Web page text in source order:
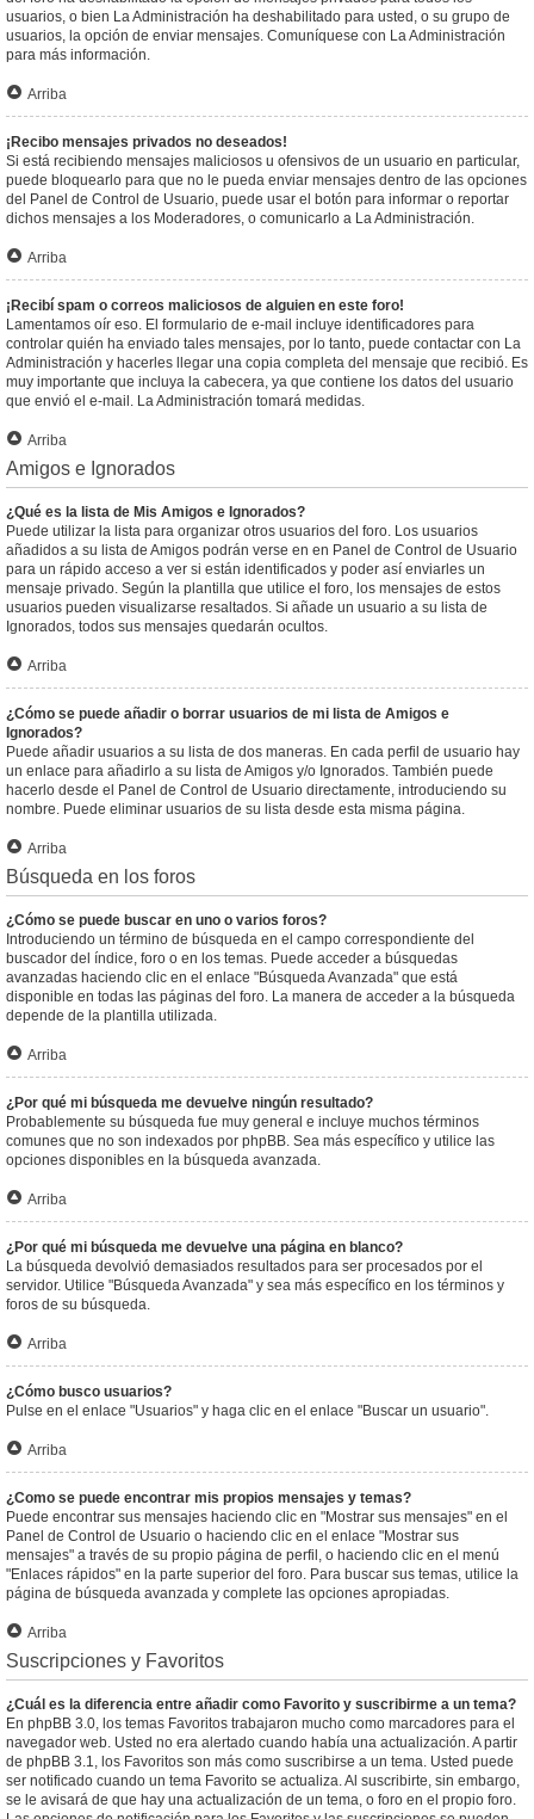
usuarios, o bien La Administración ha deshabilitado para usted, o su grupo de
usuarios, la opción de enviar mensajes. Comuníquese con La Administración
para más información.
Arriba
¡Recibo mensajes privados no deseados!
Si está recibiendo mensajes maliciosos u ofensivos de un usuario en particular,
puede bloquearlo para que no le pueda enviar mensajes dentro de las opciones
del Panel de Control de Usuario, puede usar el botón para informar o reportar
dichos mensajes a los Moderadores, o comunicarlo a La Administración.
Arriba
¡Recibí spam o correos maliciosos de alguien en este foro!
Lamentamos oír eso. El formulario de e-mail incluye identificadores para
controlar quién ha enviado tales mensajes, por lo tanto, puede contactar con La
Administración y hacerles llegar una copia completa del mensaje que recibió. Es
muy importante que incluya la cabecera, ya que contiene los datos del usuario
que envió el e-mail. La Administración tomará medidas.
Arriba
Amigos e Ignorados
¿Qué es la lista de Mis Amigos e Ignorados?
Puede utilizar la lista para organizar otros usuarios del foro. Los usuarios
añadidos a su lista de Amigos podrán verse en en Panel de Control de Usuario
para un rápido acceso a ver si están identificados y poder así enviarles un
mensaje privado. Según la plantilla que utilice el foro, los mensajes de estos
usuarios pueden visualizarse resaltados. Si añade un usuario a su lista de
Ignorados, todos sus mensajes quedarán ocultos.
Arriba
¿Cómo se puede añadir o borrar usuarios de mi lista de Amigos e
Ignorados?
Puede añadir usuarios a su lista de dos maneras. En cada perfil de usuario hay
un enlace para añadirlo a su lista de Amigos y/o Ignorados. También puede
hacerlo desde el Panel de Control de Usuario directamente, introduciendo su
nombre. Puede eliminar usuarios de su lista desde esta misma página.
Arriba
Búsqueda en los foros
¿Cómo se puede buscar en uno o varios foros?
Introduciendo un término de búsqueda en el campo correspondiente del
buscador del índice, foro o en los temas. Puede acceder a búsquedas
avanzadas haciendo clic en el enlace "Búsqueda Avanzada" que está
disponible en todas las páginas del foro. La manera de acceder a la búsqueda
depende de la plantilla utilizada.
Arriba
¿Por qué mi búsqueda me devuelve ningún resultado?
Probablemente su búsqueda fue muy general e incluye muchos términos
comunes que no son indexados por phpBB. Sea más específico y utilice las
opciones disponibles en la búsqueda avanzada.
Arriba
¿Por qué mi búsqueda me devuelve una página en blanco?
La búsqueda devolvió demasiados resultados para ser procesados por el
servidor. Utilice "Búsqueda Avanzada" y sea más específico en los términos y
foros de su búsqueda.
Arriba
¿Cómo busco usuarios?
Pulse en el enlace "Usuarios" y haga clic en el enlace "Buscar un usuario".
Arriba
¿Como se puede encontrar mis propios mensajes y temas?
Puede encontrar sus mensajes haciendo clic en "Mostrar sus mensajes" en el
Panel de Control de Usuario o haciendo clic en el enlace "Mostrar sus
mensajes" a través de su propio página de perfil, o haciendo clic en el menú
"Enlaces rápidos" en la parte superior del foro. Para buscar sus temas, utilice la
página de búsqueda avanzada y complete las opciones apropiadas.
Arriba
Suscripciones y Favoritos
¿Cuál es la diferencia entre añadir como Favorito y suscribirme a un tema?
En phpBB 3.0, los temas Favoritos trabajaron mucho como marcadores para el
navegador web. Usted no era alertado cuando había una actualización. A partir
de phpBB 3.1, los Favoritos son más como suscribirse a un tema. Usted puede
ser notificado cuando un tema Favorito se actualiza. Al suscribirte, sin embargo,
se le avisará de que hay una actualización de un tema, o foro en el propio foro.